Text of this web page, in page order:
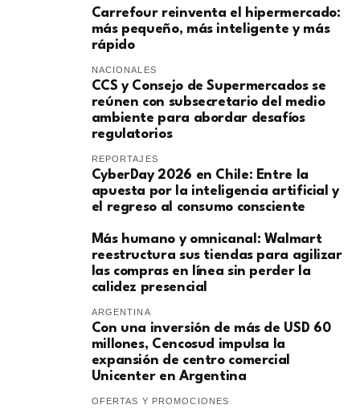
Carrefour reinventa el hipermercado:
más pequeño, más inteligente y más
rápido
NACIONALES
CCS y Consejo de Supermercados se
reúnen con subsecretario del medio
ambiente para abordar desafíos
regulatorios
REPORTAJES
CyberDay 2026 en Chile: Entre la
apuesta por la inteligencia artificial y
el regreso al consumo consciente
Más humano y omnicanal: Walmart
reestructura sus tiendas para agilizar
las compras en línea sin perder la
calidez presencial
ARGENTINA
Con una inversión de más de USD 60
millones, Cencosud impulsa la
expansión de centro comercial
Unicenter en Argentina
OFERTAS Y PROMOCIONES